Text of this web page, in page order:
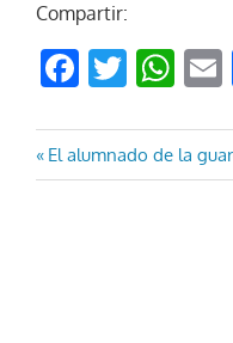
Compartir:
Navegación
Entrada
anterior:
El alumnado de la